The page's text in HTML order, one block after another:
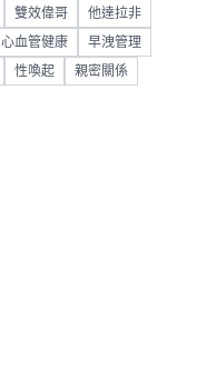
雙效偉哥 他達拉非
心血管健康 早洩管理
性喚起 親密關係